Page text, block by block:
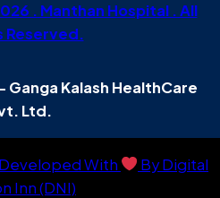
. Manthan Hospital . All
Reserved.
Ganga Kalash HealthCare
Ltd.
With
By Digital
Inn (DNI)